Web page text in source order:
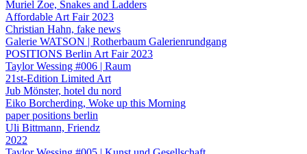
Muriel Zoe, Snakes and Ladders
Affordable Art Fair 2023
Christian Hahn, fake news
Galerie WATSON | Rotherbaum Galerienrundgang
POSITIONS Berlin Art Fair 2023
Taylor Wessing #006 | Raum
21st-Edition Limited Art
Jub Mönster, hotel du nord
Eiko Borcherding, Woke up this Morning
paper positions berlin
Uli Bittmann, Friendz
2022